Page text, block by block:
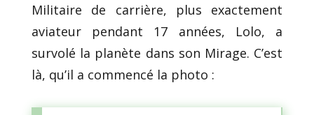
Militaire de carrière, plus exactement
aviateur pendant 17 années, Lolo, a
survolé la planète dans son Mirage. C’est
là, qu’il a commencé la photo :